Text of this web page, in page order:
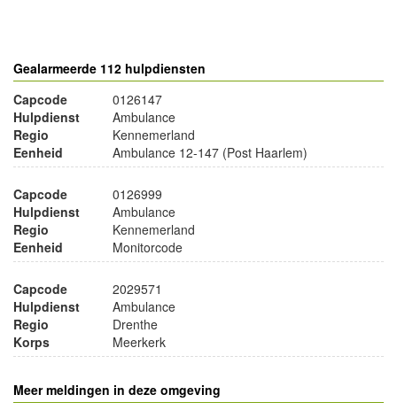
Gealarmeerde 112 hulpdiensten
Capcode
0126147
Hulpdienst
Ambulance
Regio
Kennemerland
Eenheid
Ambulance 12-147 (Post Haarlem)
Capcode
0126999
Hulpdienst
Ambulance
Regio
Kennemerland
Eenheid
Monitorcode
Capcode
2029571
Hulpdienst
Ambulance
Regio
Drenthe
Korps
Meerkerk
Meer meldingen in deze omgeving